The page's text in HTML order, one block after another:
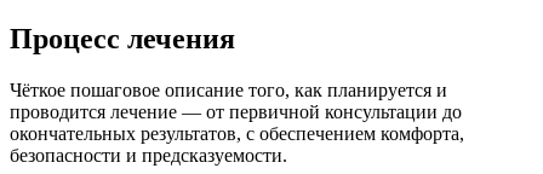
Процесс лечения
Чёткое пошаговое описание того, как планируется и
проводится лечение — от первичной консультации до
окончательных результатов, с обеспечением комфорта,
безопасности и предсказуемости.